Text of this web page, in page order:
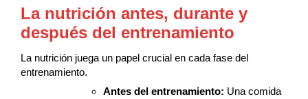
La nutrición antes, durante y
después del entrenamiento
La nutrición juega un papel crucial en cada fase del
entrenamiento.
Antes del entrenamiento: Una comida